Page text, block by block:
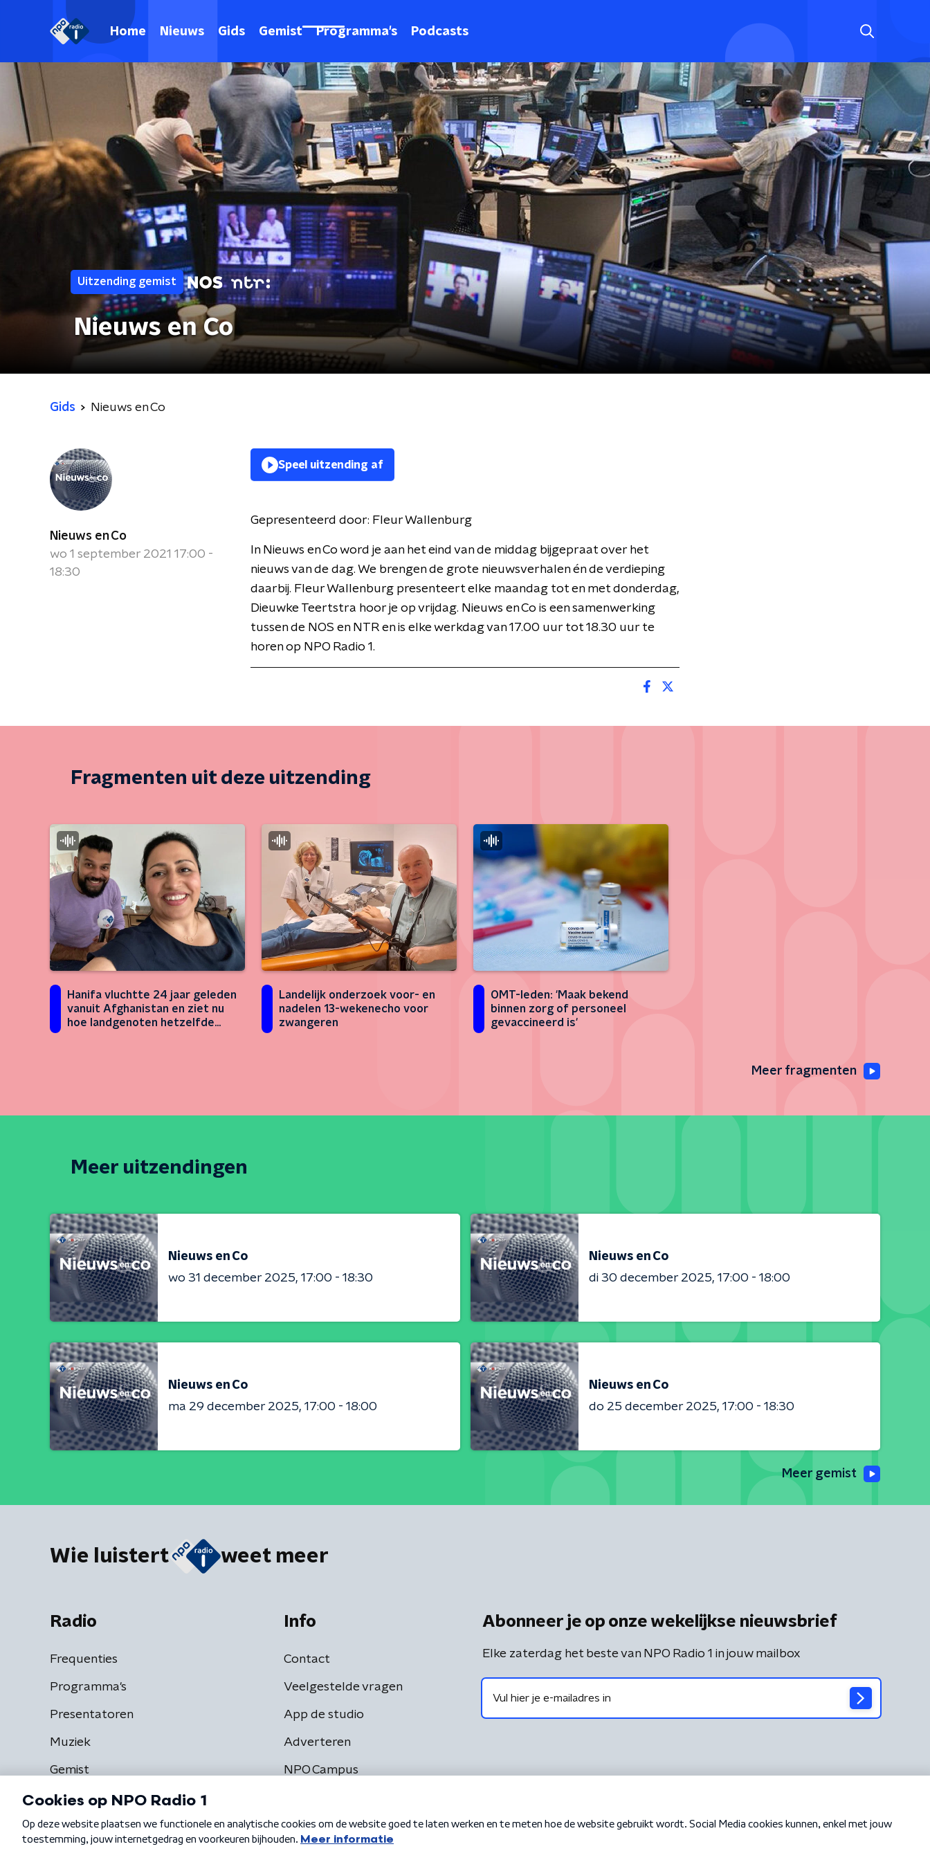
Home Nieuws Gids Gemist Programma's Podcasts
Uitzending gemist
Nieuws en Co
Gids Nieuws en Co
Nieuws en Co
wo 1 september 2021 17:00 -
18:30
Speel uitzending af
Gepresenteerd door: Fleur Wallenburg
In Nieuws en Co word je aan het eind van de middag bijgepraat over het
nieuws van de dag. We brengen de grote nieuwsverhalen én de verdieping
daarbij. Fleur Wallenburg presenteert elke maandag tot en met donderdag,
Dieuwke Teertstra hoor je op vrijdag. Nieuws en Co is een samenwerking
tussen de NOS en NTR en is elke werkdag van 17.00 uur tot 18.30 uur te
horen op NPO Radio 1.
Fragmenten uit deze uitzending
Hanifa vluchtte 24 jaar geleden
vanuit Afghanistan en ziet nu
hoe landgenoten hetzelfde
Landelijk onderzoek voor- en
nadelen 13-wekenecho voor
zwangeren
OMT-leden: 'Maak bekend
binnen zorg of personeel
gevaccineerd is'
Meer fragmenten
Meer uitzendingen
Nieuws en Co
wo 31 december 2025 17:00 - 18:30
Nieuws en Co
di 30 december 2025 17:00 - 18:00
Nieuws en Co
ma 29 december 2025 17:00 - 18:00
Nieuws en Co
do 25 december 2025 17:00 - 18:30
Meer gemist
Wie luistert weet meer
Radio
Frequenties
Programma's
Presentatoren
Muziek
Gemist
Info
Contact
Veelgestelde vragen
App de studio
Adverteren
NPO Campus
Abonneer je op onze wekelijkse nieuwsbrief
Elke zaterdag het beste van NPO Radio 1 in jouw mailbox
Algemene voorwaarden Privacybeleid